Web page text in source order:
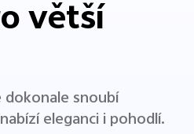
větší
snoubí
eleganci i pohodlí.